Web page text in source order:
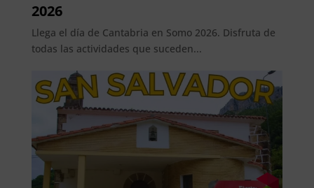
2026
Llega el día de Cantabria en Somo 2026. Disfruta de
todas las actividades que suceden...